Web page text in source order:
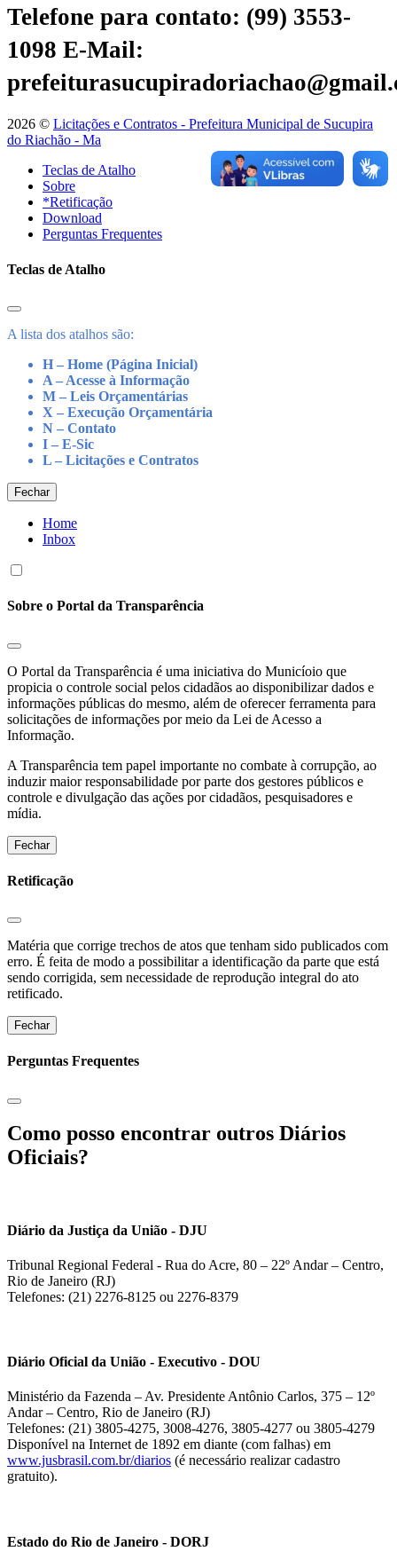
Telefone para contato: (99) 3553-
1098 E-Mail:
2026 © Licitações e Contratos - Prefeitura Municipal de Sucupira
do Riachão - Ma
Teclas de Atalho
Sobre
*Retificação
Download
Perguntas Frequentes
Teclas de Atalho
A lista dos atalhos são:
H – Home (Página Inicial)
A – Acesse à Informação
M – Leis Orçamentárias
X – Execução Orçamentária
N – Contato
I – E-Sic
L – Licitações e Contratos
Fechar
Home
Inbox
Sobre o Portal da Transparência
O Portal da Transparência é uma iniciativa do Municíoio que
propicia o controle social pelos cidadãos ao disponibilizar dados e
informações públicas do mesmo, além de oferecer ferramenta para
solicitações de informações por meio da Lei de Acesso a
Informação.
A Transparência tem papel importante no combate à corrupção, ao
induzir maior responsabilidade por parte dos gestores públicos e
controle e divulgação das ações por cidadãos, pesquisadores e
mídia.
Fechar
Retificação
Matéria que corrige trechos de atos que tenham sido publicados com
erro. É feita de modo a possibilitar a identificação da parte que está
sendo corrigida, sem necessidade de reprodução integral do ato
retificado.
Fechar
Perguntas Frequentes
Como posso encontrar outros Diários
Oficiais?
Diário da Justiça da União - DJU
Tribunal Regional Federal - Rua do Acre, 80 – 22º Andar – Centro,
Rio de Janeiro (RJ)
Telefones: (21) 2276-8125 ou 2276-8379
Diário Oficial da União - Executivo - DOU
Ministério da Fazenda – Av. Presidente Antônio Carlos, 375 – 12º
Andar – Centro, Rio de Janeiro (RJ)
Telefones: (21) 3805-4275, 3008-4276, 3805-4277 ou 3805-4279
Disponível na Internet de 1892 em diante (com falhas) em
www.jusbrasil.com.br/diarios (é necessário realizar cadastro
gratuito).
Estado do Rio de Janeiro - DORJ